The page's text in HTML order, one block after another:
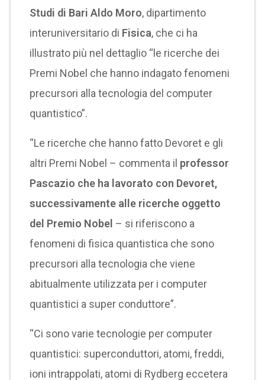
Studi di Bari Aldo Moro, dipartimento
interuniversitario di Fisica, che ci ha
illustrato più nel dettaglio “le ricerche dei
Premi Nobel che hanno indagato fenomeni
precursori alla tecnologia del computer
quantistico”.
“Le ricerche che hanno fatto Devoret e gli
altri Premi Nobel – commenta il professor
Pascazio che ha lavorato con Devoret,
successivamente alle ricerche oggetto
del Premio Nobel – si riferiscono a
fenomeni di fisica quantistica che sono
precursori alla tecnologia che viene
abitualmente utilizzata per i computer
quantistici a super conduttore”.
“Ci sono varie tecnologie per computer
quantistici: superconduttori, atomi, freddi,
ioni intrappolati, atomi di Rydberg eccetera